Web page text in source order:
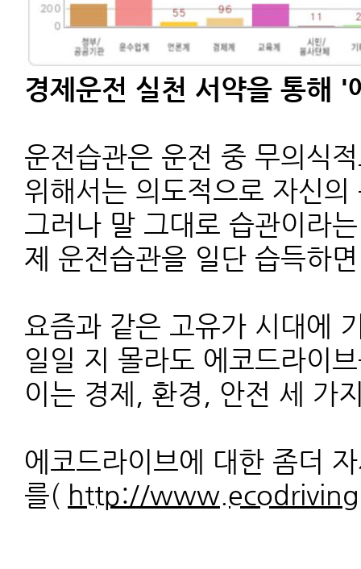
경제운전 실천 서약을 통해
운전습관은 운전 중 무의식
위해서는 의도적으로 자신
그러나 말 그대로 습관이라
제 운전습관을 일단 습득하
요즘과 같은 고유가 시대에
일일 지 몰라도 에코드라이
이는 경제, 환경, 안전 세 가
에코드라이브에 대한 좀더
를( http://